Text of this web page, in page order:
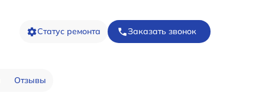
Статус ремонта Заказать звонок
Отзывы